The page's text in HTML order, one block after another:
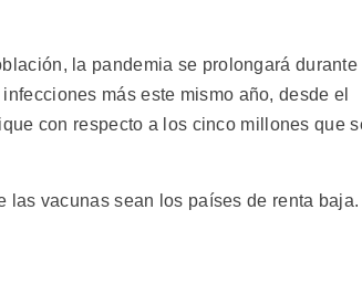
la pandemia se prolongará durante
más este mismo año, desde el
con respecto a los cinco millones que
las vacunas sean los países de renta baja.